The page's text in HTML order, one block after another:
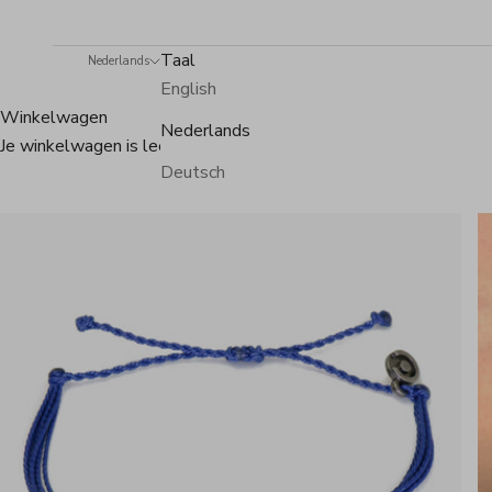
Nederlands
Taal
English
Nederlands
Deutsch
Winkelwagen
Je winkelwagen is leeg